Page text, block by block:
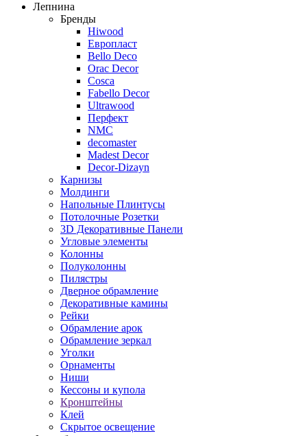
Лепнина
Бренды
Hiwood
Европласт
Bello Deco
Orac Decor
Cosca
Fabello Decor
Ultrawood
Перфект
NMC
decomaster
Madest Decor
Decor-Dizayn
Карнизы
Молдинги
Напольные Плинтусы
Потолочные Розетки
3D Декоративные Панели
Угловые элементы
Колонны
Полуколонны
Пилястры
Дверное обрамление
Декоративные камины
Рейки
Обрамление арок
Обрамление зеркал
Уголки
Орнаменты
Ниши
Кессоны и купола
Кронштейны
Клей
Скрытое освещение